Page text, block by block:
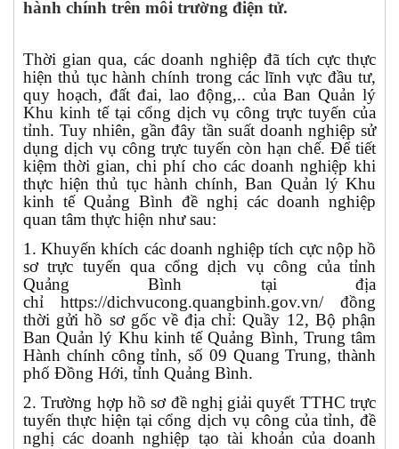
hành chính trên môi trường điện tử.
Thời gian qua, các doanh nghiệp đã tích cực thực
hiện thủ tục hành chính trong các lĩnh vực đầu tư,
quy hoạch, đất đai, lao động,.. của Ban Quản lý
Khu kinh tế tại cổng dịch vụ công trực tuyến của
tỉnh. Tuy nhiên, gần đây tần suất doanh nghiệp sử
dụng dịch vụ công trực tuyến còn hạn chế. Để tiết
kiệm thời gian, chi phí cho các doanh nghiệp khi
thực hiện thủ tục hành chính, Ban Quản lý Khu
kinh tế Quảng Bình đề nghị các doanh nghiệp
quan tâm thực hiện như sau:
1. Khuyến khích các doanh nghiệp tích cực nộp hồ
sơ trực tuyến qua cổng dịch vụ công của tỉnh
Quảng Bình tại địa
chỉ https://dichvucong.quangbinh.gov.vn/ đồng
thời gửi hồ sơ gốc về địa chỉ: Quầy 12, Bộ phận
Ban Quản lý Khu kinh tế Quảng Bình, Trung tâm
Hành chính công tỉnh, số 09 Quang Trung, thành
phố Đồng Hới, tỉnh Quảng Bình.
2. Trường hợp hồ sơ đề nghị giải quyết TTHC trực
tuyến thực hiện tại cổng dịch vụ công của tỉnh, đề
nghị các doanh nghiệp tạo tài khoản của doanh